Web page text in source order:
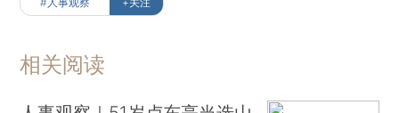
相关阅读